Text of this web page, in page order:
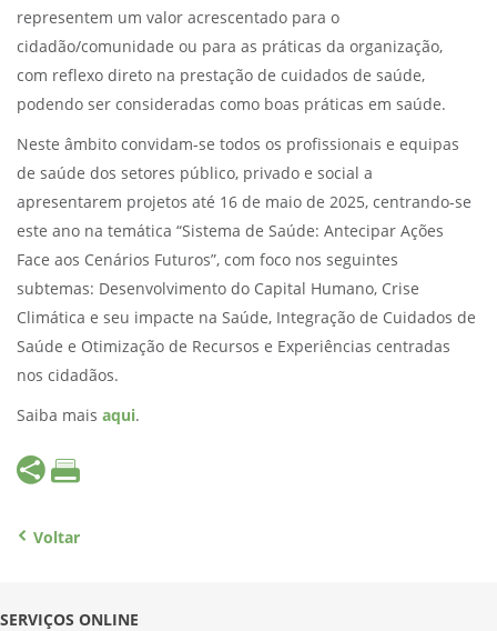
representem um valor acrescentado para o
cidadão/comunidade ou para as práticas da organização,
com reflexo direto na prestação de cuidados de saúde,
podendo ser consideradas como boas práticas em saúde.
Neste âmbito convidam-se todos os profissionais e equipas
de saúde dos setores público, privado e social a
apresentarem projetos até 16 de maio de 2025, centrando-se
este ano na temática “Sistema de Saúde: Antecipar Ações
Face aos Cenários Futuros”, com foco nos seguintes
subtemas: Desenvolvimento do Capital Humano, Crise
Climática e seu impacte na Saúde, Integração de Cuidados de
Saúde e Otimização de Recursos e Experiências centradas
nos cidadãos.
Saiba mais aqui.
Voltar
SERVIÇOS ONLINE